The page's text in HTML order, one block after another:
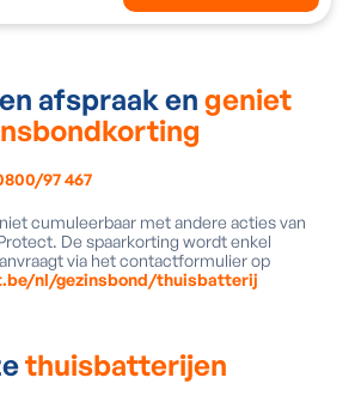
afspraak en geniet
97 467
cumuleerbaar met andere acties van
De spaarkorting wordt enkel
via het contactformulier op
nl/gezinsbond/thuisbatterij
thuisbatterijen